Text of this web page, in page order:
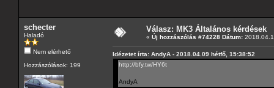
schecter
Haladó
Nem elérhető
Hozzászólások: 199
Válasz: MK3 Általános kérdések
« Új hozzászólás #74228 Dátum:
Idézetet írta: AndyA - 2018.04.09 hétfő, 15:38:52
http://bfy.tw/HY6t
AndyA